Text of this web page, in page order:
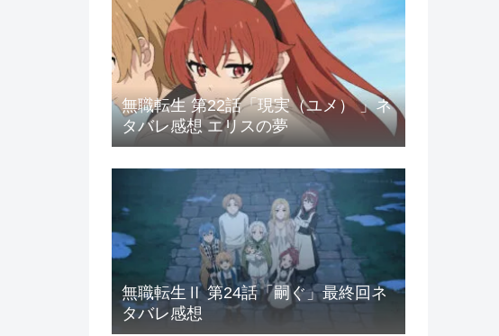
無職転生 第22話「現実（ユメ） 」ネ
タバレ感想 エリスの夢
無職転生Ⅱ 第24話「嗣ぐ」最終回ネ
タバレ感想